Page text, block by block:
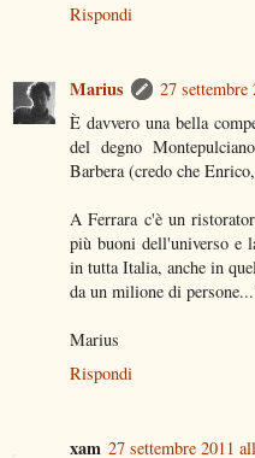
Rispondi
Marius
27 settembre
È davvero una bella
del degno
Barbera (credo che
A Ferrara c'è un
più buoni dell'universo e
in tutta Italia, anche in
da un milione di
Marius
Rispondi
xam 27 settembre 2011